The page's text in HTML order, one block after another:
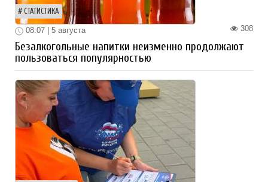
СТАТИСТИКА
308
08:07 | 5 августа
Безалкогольные напитки неизменно продолжают
пользоваться популярностью